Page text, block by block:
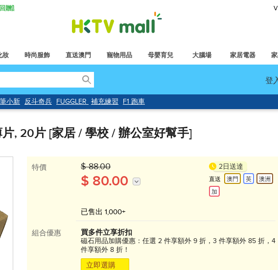
贈計劃
妝 時尚服飾 直送澳門 寵物用品 母嬰育兒 大腦場 家居電器
登
小新 反斗奇兵 FUGGLER 補充練習 F1 跑車
, 20片 [家居 / 學校 / 辦公室好幫手]
特價 $ 88.00
$ 80.00
2日送達
直送 澳門 英
澳洲
加
已售出 1,000+
組合優惠 買多件立享折扣
磁石用品加購優惠：任選 2 件享額外 9 折，3 件享額外 85 折，4
件享額外 8 折！
立即選購